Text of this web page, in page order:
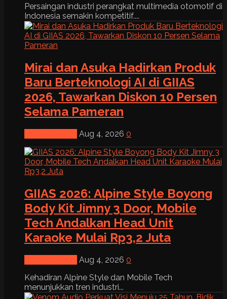
Persaingan industri perangkat multimedia otomotif di
Indonesia semakin kompetitif....
Mirai dan Asuka Hadirkan Produk
Baru Berteknologi AI di GIIAS
2026, Tawarkan Diskon 10 Persen
Selama Pameran
Aug 4, 2026 0
GIIAS 2026: Alpine Style Boyong
Body Kit Jimny 3 Door, Mobile
Tech Andalkan Head Unit
Karaoke Mulai Rp3,2 Juta
Aug 4, 2026 0
Kehadiran Alpine Style dan Mobile Tech
menunjukkan tren industri...